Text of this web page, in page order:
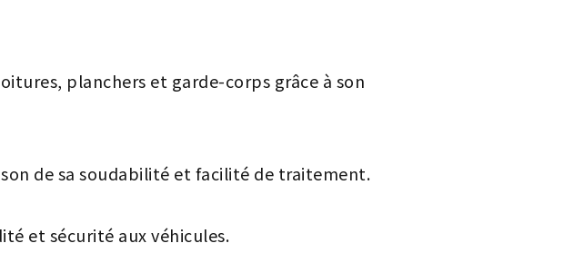
planchers et garde-corps grâce à son
de sa soudabilité et facilité de traitement.
et sécurité aux véhicules.